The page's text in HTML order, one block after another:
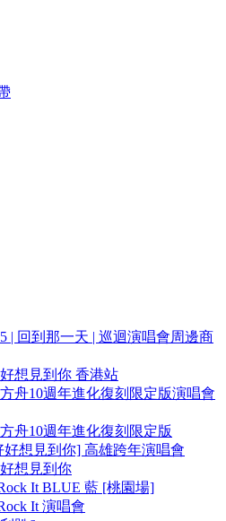
| 回到那一天 | 巡迴演唱會周邊商
想見到你 香港站
舟10週年進化復刻限定版演唱會
舟10週年進化復刻限定版
好想見到你] 高雄跨年演唱會
想見到你
It BLUE 藍 [桃園場]
It 演唱會